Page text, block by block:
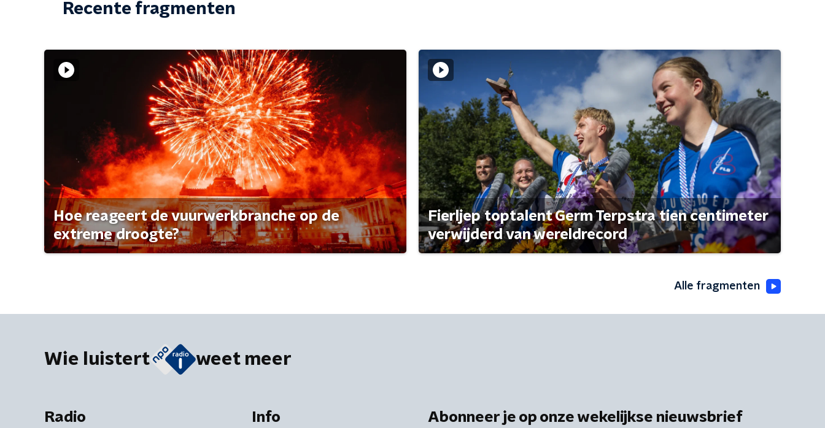
Recente fragmenten
Hoe reageert de vuurwerkbranche op de
extreme droogte?
Fierljep toptalent Germ Terpstra tien centimeter
verwijderd van wereldrecord
Alle fragmenten
Wie luistert weet meer
Radio Info Abonneer je op onze wekelijkse nieuwsbrief